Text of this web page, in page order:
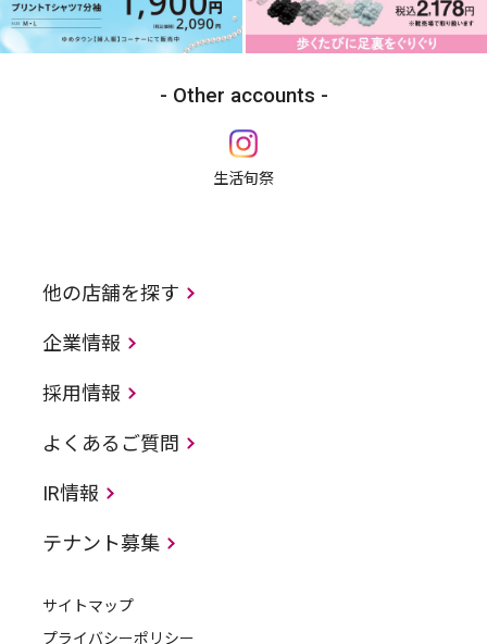
Other accounts
生活旬祭
他の店舗を探す
企業情報
採用情報
よくあるご質問
IR情報
テナント募集
サイトマップ
プライバシーポリシー